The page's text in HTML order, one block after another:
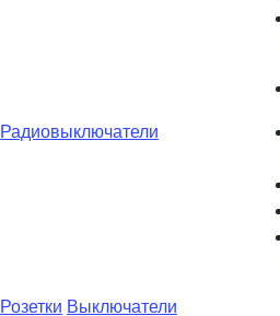
Радиовыключатели
Розетки Выключатели